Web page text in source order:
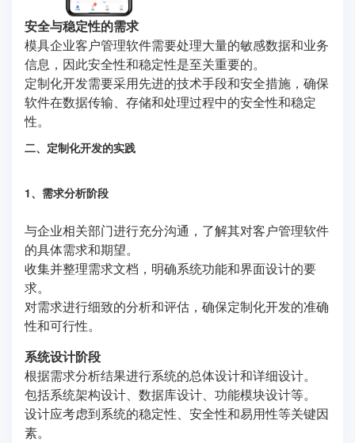
安全与稳定性的需求
模具企业客户管理软件需要处理大量的敏感数据和业务
信息，因此安全性和稳定性是至关重要的。
定制化开发需要采用先进的技术手段和安全措施，确保
软件在数据传输、存储和处理过程中的安全性和稳定
性。
二、定制化开发的实践
1、需求分析阶段
与企业相关部门进行充分沟通，了解其对客户管理软件
的具体需求和期望。
收集并整理需求文档，明确系统功能和界面设计的要
求。
对需求进行细致的分析和评估，确保定制化开发的准确
性和可行性。
系统设计阶段
根据需求分析结果进行系统的总体设计和详细设计。
包括系统架构设计、数据库设计、功能模块设计等。
设计应考虑到系统的稳定性、安全性和易用性等关键因
素。